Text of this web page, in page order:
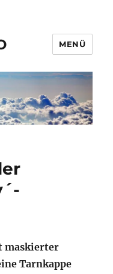
MENÜ
maskierter
Tarnkappe